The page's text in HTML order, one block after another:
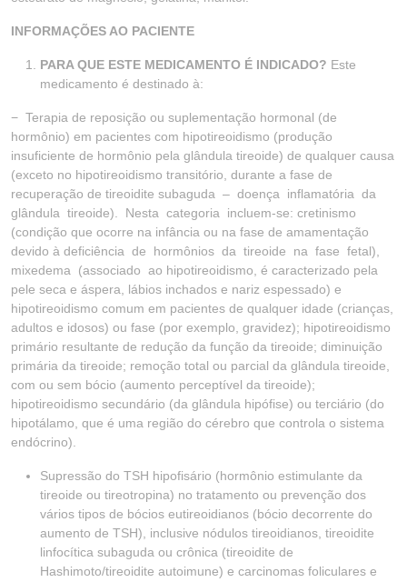
INFORMAÇÕES AO PACIENTE
PARA QUE ESTE MEDICAMENTO É INDICADO? Este
medicamento é destinado à:
− Terapia de reposição ou suplementação hormonal (de
hormônio) em pacientes com hipotireoidismo (produção
insuficiente de hormônio pela glândula tireoide) de qualquer causa
(exceto no hipotireoidismo transitório, durante a fase de
recuperação de tireoidite subaguda – doença inflamatória da
glândula tireoide). Nesta categoria incluem-se: cretinismo
(condição que ocorre na infância ou na fase de amamentação
devido à deficiência de hormônios da tireoide na fase fetal),
mixedema (associado ao hipotireoidismo, é caracterizado pela
pele seca e áspera, lábios inchados e nariz espessado) e
hipotireoidismo comum em pacientes de qualquer idade (crianças,
adultos e idosos) ou fase (por exemplo, gravidez); hipotireoidismo
primário resultante de redução da função da tireoide; diminuição
primária da tireoide; remoção total ou parcial da glândula tireoide,
com ou sem bócio (aumento perceptível da tireoide);
hipotireoidismo secundário (da glândula hipófise) ou terciário (do
hipotálamo, que é uma região do cérebro que controla o sistema
endócrino).
Supressão do TSH hipofisário (hormônio estimulante da
tireoide ou tireotropina) no tratamento ou prevenção dos
vários tipos de bócios eutireoidianos (bócio decorrente do
aumento de TSH), inclusive nódulos tireoidianos, tireoidite
linfocítica subaguda ou crônica (tireoidite de
Hashimoto/tireoidite autoimune) e carcinomas foliculares e